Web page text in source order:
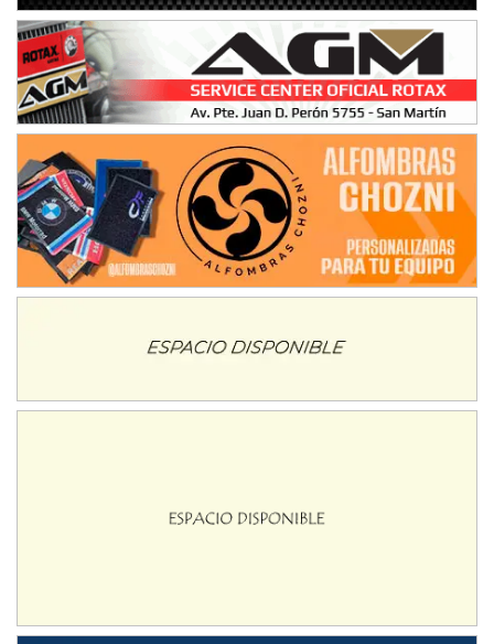
NORESTE SANTAFESINO - F6
Ciudad de Avellaneda (Asfalto)
Avellaneda (Santa Fe)
SUR SANTAFESINO - F4
José Samuel Sánchez (Tierra)
Rufino (Santa Fe)
TUCUMANO - F5
Juan Navarro (Asfalto)
El Timbó (Tucumán)